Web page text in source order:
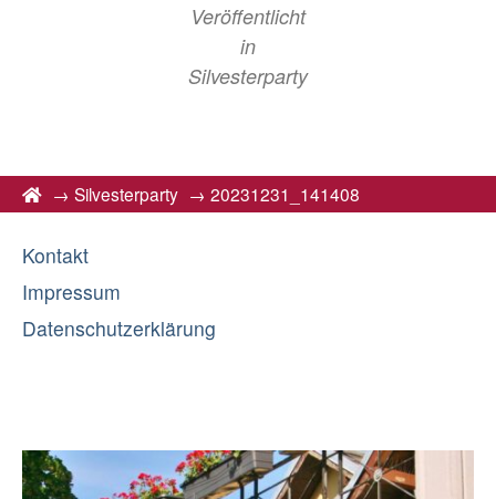
Veröffentlicht
in
Silvesterparty
→ Silvesterparty → 20231231_141408
Kontakt
Impressum
Datenschutzerklärung